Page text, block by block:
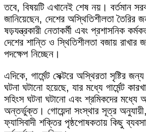
তবে, বিষয়টি এখানেই শেষ নয়। বর্তমান
জানিয়েছেন, দেশের অস্থিতিশীলতা তৈরির
ষড়যন্ত্রকারী নেতাকর্মী এবং প্রশাসনিক
দেশের শান্তি ও স্থিতিশীলতা বজায়
পদক্ষেপ নিচ্ছেন।
এদিকে, গার্মেন্ট সেক্টরে অস্থিরতা সৃষ্টির
ঘটনা ঘটানো হয়েছে, যার মধ্যে গার্মেন্ট
সহিংস ঘটনা ঘটানো এবং শ্রমিকদের মধ্যে
অন্তর্ভুক্ত। গোয়েন্দা সংস্থার সূত্র
ফ্যাসিবাদী শক্তির পৃষ্ঠপোষকতায় কিছু